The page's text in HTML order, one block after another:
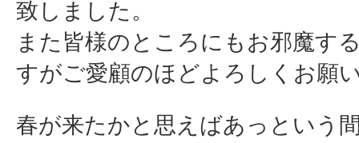
致しました。
また皆様のところにもお邪魔す
すがご愛顧のほどよろしくお願
春が来たかと思えばあっという